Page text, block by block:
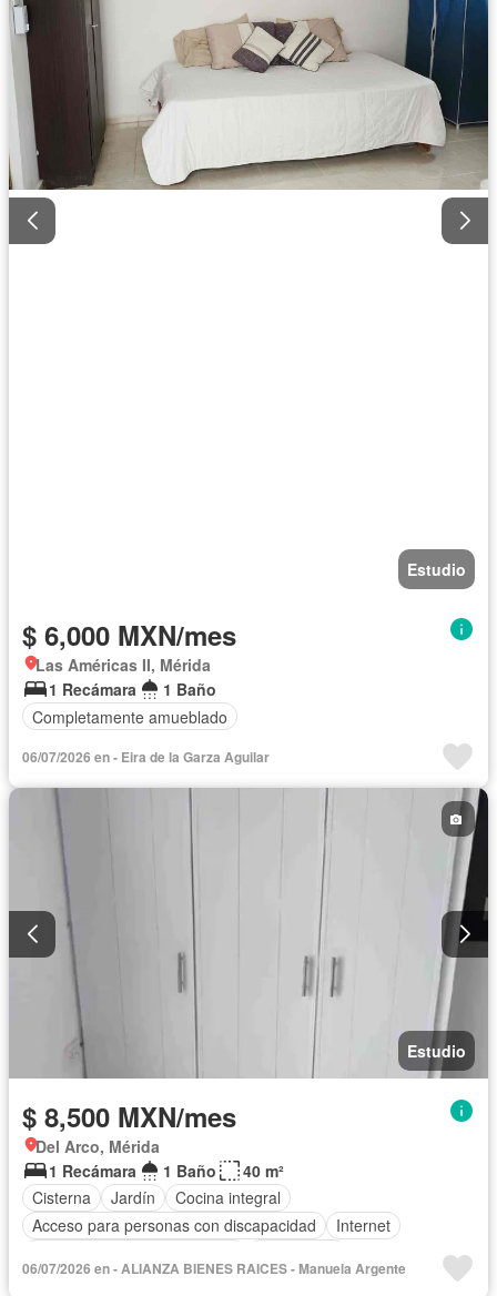
Estudio
$ 6,000 MXN/mes
Las Américas II, Mérida
1 Recámara
1 Baño
Completamente amueblado
06/07/2026 en - Eira de la Garza Aguilar
Estudio
$ 8,500 MXN/mes
Del Arco, Mérida
1 Recámara
1 Baño
40 m²
Cisterna
Jardín
Cocina integral
Acceso para personas con discapacidad
Internet
Aire acondicionado
Agua
Gas natural
06/07/2026 en - ALIANZA BIENES RAICES - Manuela Argente